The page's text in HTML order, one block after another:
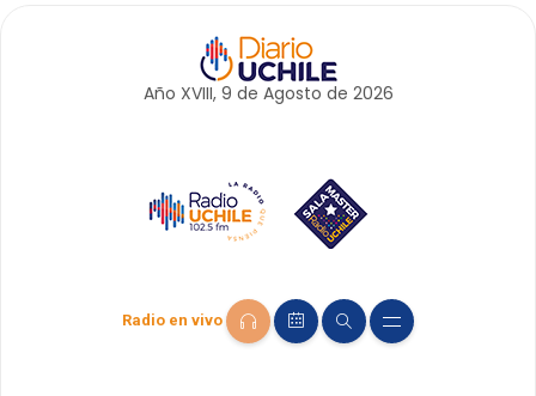
Año XVIII, 9 de Agosto de 2026
Radio en vivo